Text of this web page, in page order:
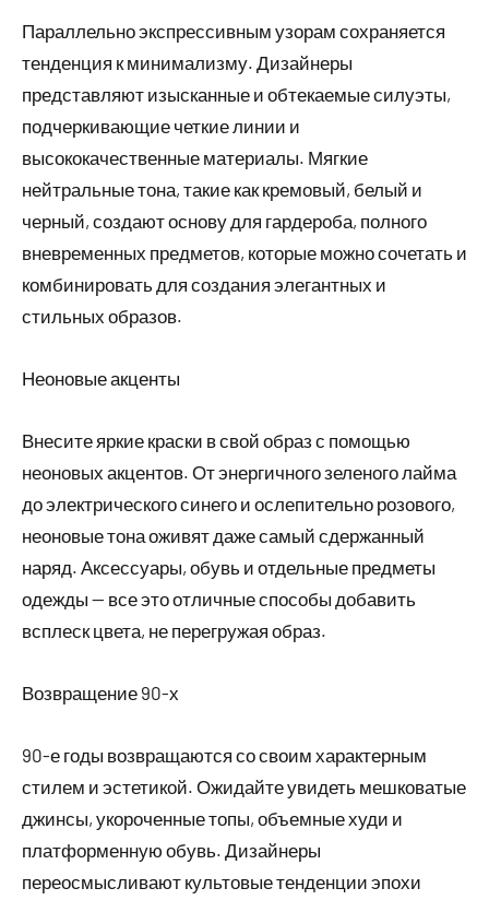
Параллельно экспрессивным узорам сохраняется
тенденция к минимализму. Дизайнеры
представляют изысканные и обтекаемые силуэты,
подчеркивающие четкие линии и
высококачественные материалы. Мягкие
нейтральные тона, такие как кремовый, белый и
черный, создают основу для гардероба, полного
вневременных предметов, которые можно сочетать и
комбинировать для создания элегантных и
стильных образов.
Неоновые акценты
Внесите яркие краски в свой образ с помощью
неоновых акцентов. От энергичного зеленого лайма
до электрического синего и ослепительно розового,
неоновые тона оживят даже самый сдержанный
наряд. Аксессуары, обувь и отдельные предметы
одежды — все это отличные способы добавить
всплеск цвета, не перегружая образ.
Возвращение 90-х
90-е годы возвращаются со своим характерным
стилем и эстетикой. Ожидайте увидеть мешковатые
джинсы, укороченные топы, объемные худи и
платформенную обувь. Дизайнеры
переосмысливают культовые тенденции эпохи